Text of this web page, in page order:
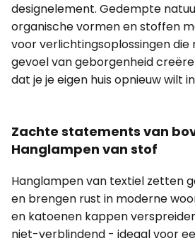
designelement. Gedempte
organische vormen en stoffen
voor verlichtingsoplossingen die
gevoel van geborgenheid
dat je je eigen huis opnieuw wilt
Zachte statements van
Hanglampen van stof
Hanglampen van textiel zetten
en brengen rust in moderne
en katoenen kappen
niet-verblindend - ideaal voor